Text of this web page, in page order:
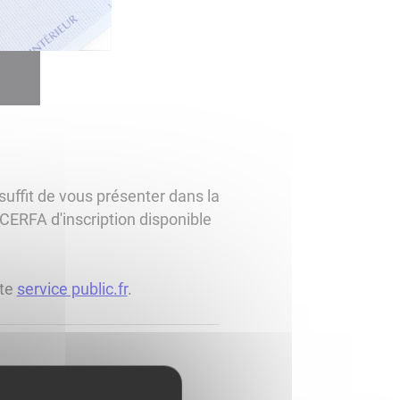
de vous présenter dans la
d'inscription disponible
service public.fr.